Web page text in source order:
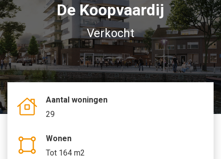
De Koopvaardij
Verkocht
Aantal woningen
29
Wonen
Tot 164 m2